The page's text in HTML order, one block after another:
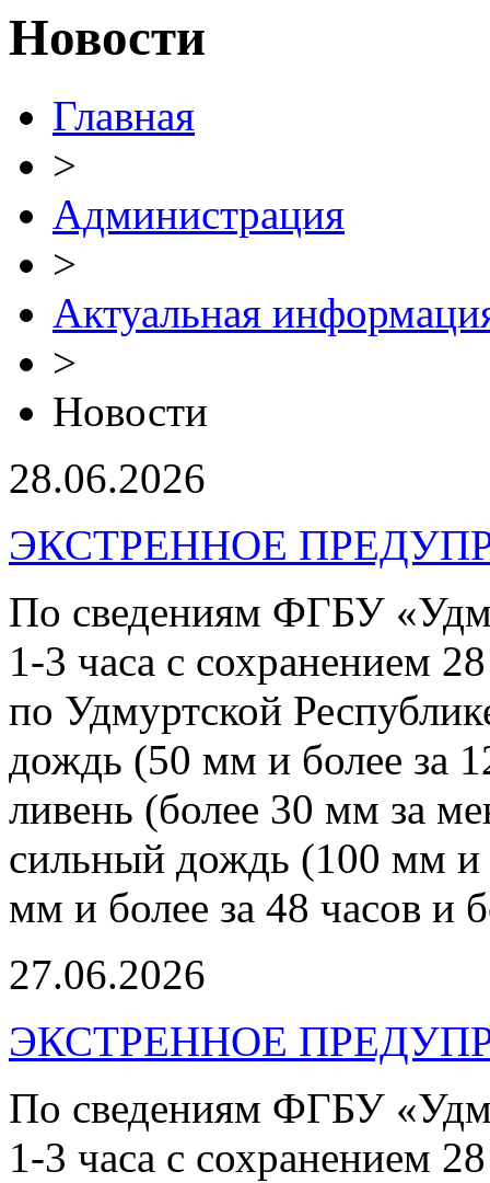
Новости
Главная
>
Администрация
>
Актуальная
>
Новости
28.06.2026
ЭКСТРЕННОЕ
По сведениям ФГБУ
1-3 часа с сохранением
по Удмуртской
дождь (50 мм и более за
ливень (более 30 мм за
сильный дождь (100 мм и
мм и более за 48 часов и
27.06.2026
ЭКСТРЕННОЕ
По сведениям ФГБУ
1-3 часа с сохранением